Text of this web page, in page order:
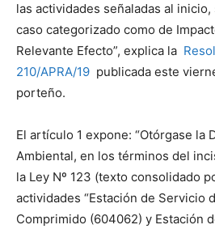
las actividades señaladas al
caso categorizado como de
Relevante Efecto”, explica la
210/APRA/19 publicada este
porteño.
El artículo 1 expone: “Otórgase la
Ambiental, en los términos del
la Ley Nº 123 (texto consolidado
actividades “Estación de Servicio
Comprimido (604062) y Estación